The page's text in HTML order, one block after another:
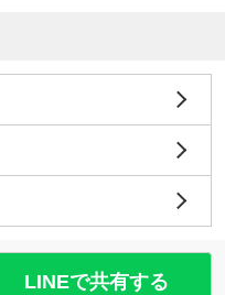
LINEで共有する